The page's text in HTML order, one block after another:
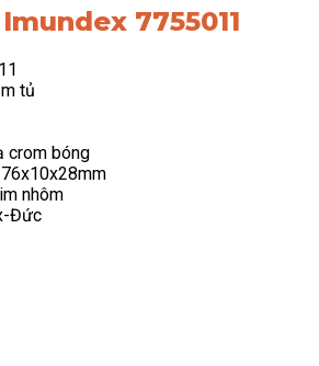
7755011
tủ
crom bóng
nhôm
Đức